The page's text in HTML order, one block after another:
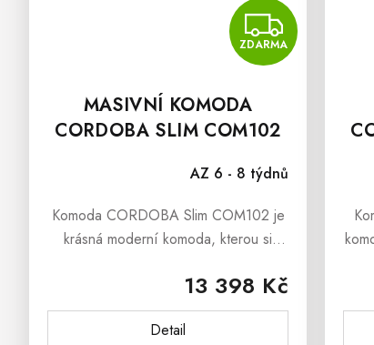
ZDARMA
MASIVNÍ KOMODA
CORDOBA SLIM COM102
AZ 6 - 8 týdnů
13 398 Kč
Detail
Komoda CORDOBA Slim COM102 je
krásná moderní komoda, kterou si
nadčasový a elegantní dřevěný
nábytek s vůní
borovice.Komoda CORDOBA Slim...